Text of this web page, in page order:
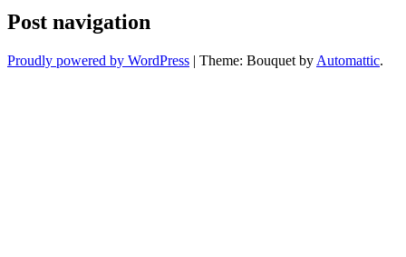
Post navigation
Proudly powered by WordPress | Theme: Bouquet by Automattic.